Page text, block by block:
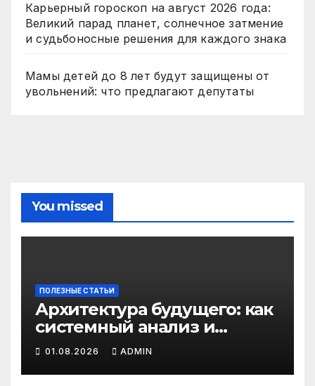
Карьерный гороскоп на август 2026 года:
Великий парад планет, солнечное затмение
и судьбоносные решения для каждого знака
Мамы детей до 8 лет будут защищены от
увольнений: что предлагают депутаты
You missed
ПОЛЕЗНЫЕ СТАТЬИ
Архитектура будущего: как
системный анализ и
интеллектуальные
системы управления
бизнес-процессами
01.08.2026 ADMIN